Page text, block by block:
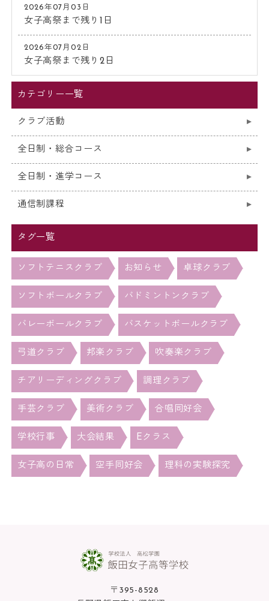
2026年07月03日
女子高祭まで残り1日
2026年07月02日
女子高祭まで残り2日
カテゴリー一覧
クラブ活動
全日制・総合コース
全日制・進学コース
通信制課程
タグ一覧
ソフトテニスクラブ お知らせ 卓球クラブ
ソフトボールクラブ バドミントンクラブ
バレーボールクラブ バスケットボールクラブ
弓道クラブ 邦楽クラブ 吹奏楽クラブ
チアリーディングクラブ 調理クラブ
手芸クラブ 美術クラブ 合唱同好会
学校行事 大会結果 Eクラス
女子高の日常 空手同好会 理科の実験探究
〒395-8528